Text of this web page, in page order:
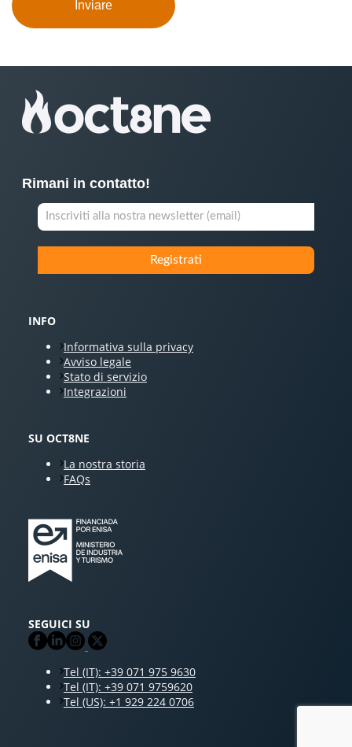
Rimani in contatto!
INFO
Informativa sulla privacy
Avviso legale
Stato di servizio
Integrazioni
SU OCT8NE
La nostra storia
FAQs
SEGUICI SU
Tel (IT): +39 071 975 9630
Tel (IT): +39 071 9759620
Tel (US): +1 929 224 0706